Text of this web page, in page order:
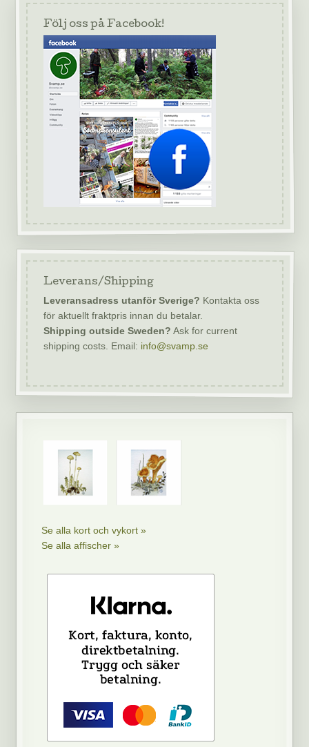
Följ oss på Facebook!
Leverans/Shipping
Leveransadress utanför Sverige? Kontakta oss
för aktuellt fraktpris innan du betalar.
Shipping outside Sweden? Ask for current
shipping costs. Email: info@svamp.se
Se alla kort och vykort »
Se alla affischer »